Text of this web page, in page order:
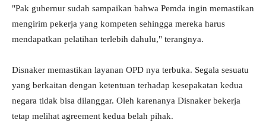
"Pak gubernur sudah sampaikan bahwa Pemda ingin memastikan
mengirim pekerja yang kompeten sehingga mereka harus
mendapatkan pelatihan terlebih dahulu," terangnya.
Disnaker memastikan layanan OPD nya terbuka. Segala sesuatu
yang berkaitan dengan ketentuan terhadap kesepakatan kedua
negara tidak bisa dilanggar. Oleh karenanya Disnaker bekerja
tetap melihat agreement kedua belah pihak.